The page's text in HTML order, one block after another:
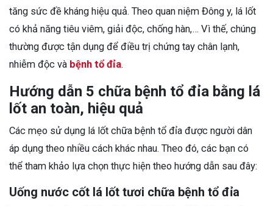
tăng sức đề kháng hiệu quả. Theo quan niệm Đông y, lá lốt
có khả năng tiêu viêm, giải độc, chống hàn,… Vì thế, chúng
thường được tận dụng để điều trị chứng tay chân lạnh,
nhiễm độc và bệnh tổ đỉa.
Hướng dẫn 5 chữa bệnh tổ đỉa bằng lá
lốt an toàn, hiệu quả
Các mẹo sử dụng lá lốt chữa bệnh tổ đỉa được người dân
áp dụng theo nhiều cách khác nhau. Theo đó, các bạn có
thể tham khảo lựa chọn thực hiện theo hướng dẫn sau đây:
Uống nước cốt lá lốt tươi chữa bệnh tổ đỉa